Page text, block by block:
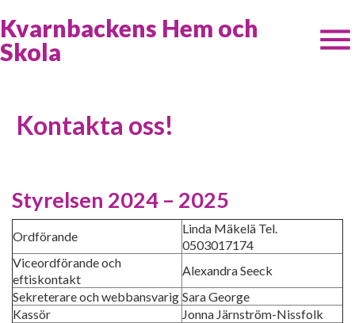
Kvarnbackens Hem och
Skola
Kontakta oss!
Styrelsen 2024 – 2025
Ordförande
Linda Mäkelä Tel.
0503017174
Viceordförande och
eftiskontakt
Alexandra Seeck
Sekreterare och webbansvarig Sara George
Kassör
Jonna Järnström-Nissfolk